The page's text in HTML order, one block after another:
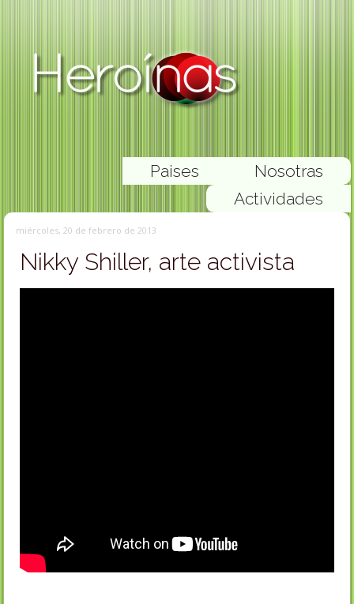
Nosotras
Paises
Actividades
miércoles, 20 de febrero de 2013
Nikky Shiller, arte activista